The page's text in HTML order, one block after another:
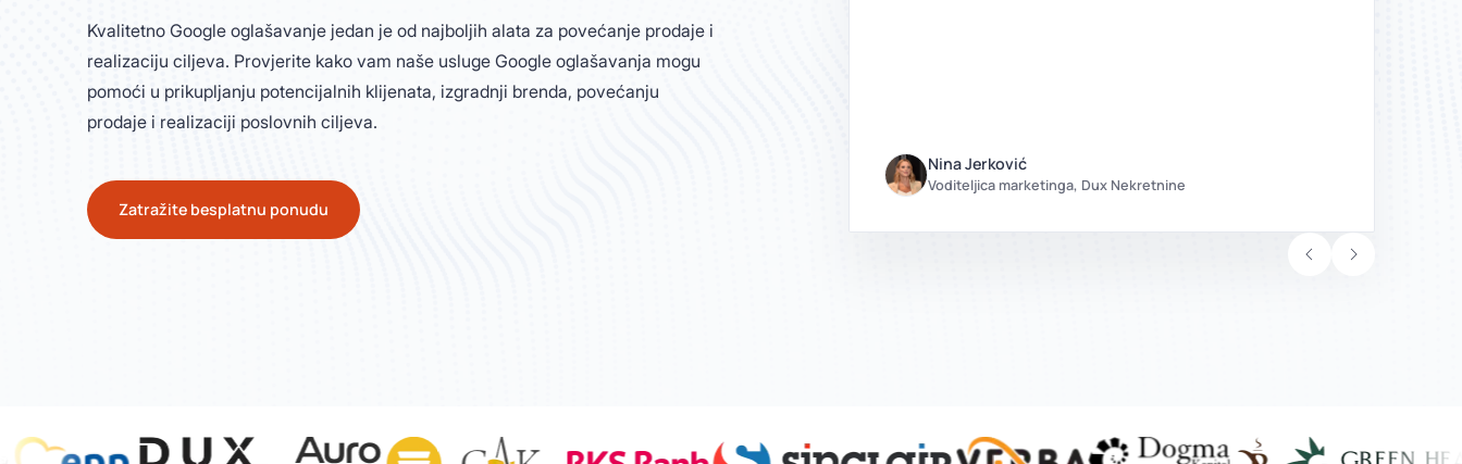
Kvalitetno Google oglašavanje jedan je od najboljih alata za povećanje prodaje i
realizaciju ciljeva. Provjerite kako vam naše usluge Google oglašavanja mogu
pomoći u prikupljanju potencijalnih klijenata, izgradnji brenda, povećanju
prodaje i realizaciji poslovnih ciljeva.
Zatražite besplatnu ponudu
Nina Jerković
Voditeljica marketinga, Dux Nekretnine